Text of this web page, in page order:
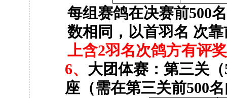
每组赛鸽在决赛前500
数相同，以首羽名 次
上含2羽名次鸽方有评
6、 大团体赛：第三关（
座（需在第三关前500